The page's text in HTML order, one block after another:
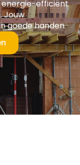
energie-efficiënt
Jouw
goede handen.